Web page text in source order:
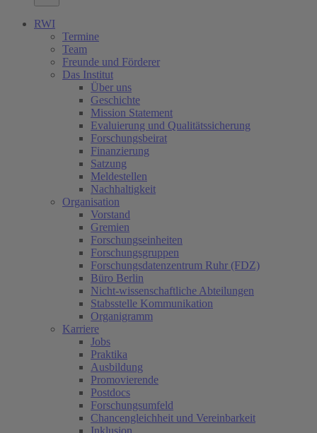
RWI
Termine
Team
Freunde und Förderer
Das Institut
Über uns
Geschichte
Mission Statement
Evaluierung und Qualitätssicherung
Forschungsbeirat
Finanzierung
Satzung
Meldestellen
Nachhaltigkeit
Organisation
Vorstand
Gremien
Forschungseinheiten
Forschungsgruppen
Forschungsdatenzentrum Ruhr (FDZ)
Büro Berlin
Nicht-wissenschaftliche Abteilungen
Stabsstelle Kommunikation
Organigramm
Karriere
Jobs
Praktika
Ausbildung
Promovierende
Postdocs
Forschungsumfeld
Chancengleichheit und Vereinbarkeit
Inklusion